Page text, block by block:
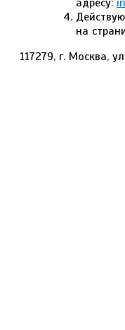
адресу:
на
117279, г. Москва,